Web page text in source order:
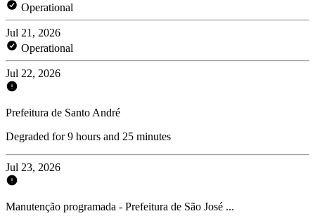
Operational
Jul 21, 2026
Operational
Jul 22, 2026
Prefeitura de Santo André
Degraded for 9 hours and 25 minutes
Jul 23, 2026
Manutenção programada - Prefeitura de São José ...